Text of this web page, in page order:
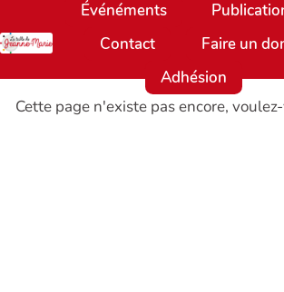
Aller au contenu principal
Événéments
Contact
Faire un
Adhésion
Cette page n'existe pas encore,